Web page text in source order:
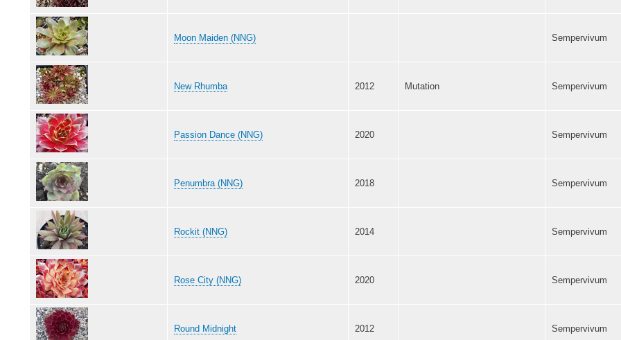
Moon Maiden (NNG) Sempervivum
New Rhumba 2012 Mutation Sempervivum
Passion Dance (NNG) 2020 Sempervivum
Penumbra (NNG) 2018 Sempervivum
Rockit (NNG) 2014 Sempervivum
Rose City (NNG) 2020 Sempervivum
Round Midnight 2012 Sempervivum